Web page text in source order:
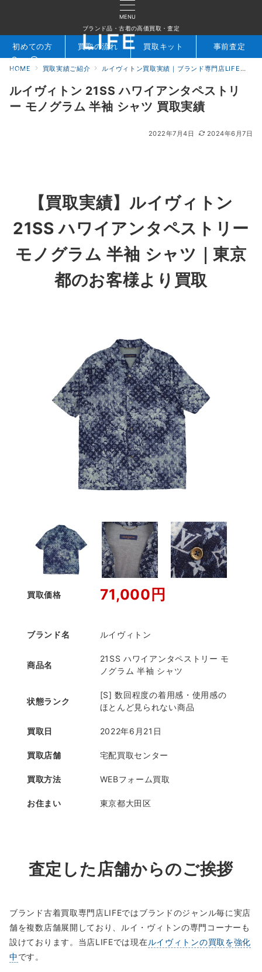
MENU
ブランド品・古着の高価買取・査定
検索 お問合せ
初めての方 買取の流れ 買取キット 事前査定
HOME 買取実績ご紹介 ルイヴィトン買取実績｜ブランド専門店LIFE
ルイヴィトン 21SS ハワイアンタペストリ
ー モノグラム 半袖 シャツ 買取実績
2022年7月4日 2024年6月7日
【買取実績】ルイヴィトン
21SS ハワイアンタペストリー
モノグラム 半袖 シャツ ｜東京
都のお客様より買取
買取価格 71,000円
ブランド名 ルイヴィトン
商品名
21SS ハワイアンタペストリー モ
ノグラム 半袖 シャツ
状態ランク
[S] 数回程度の着用感・使用感の
ほとんど見られない商品
買取日 2022年6月21日
買取店舗 宅配買取センター
買取方法 WEBフォーム買取
お住まい 東京都大田区
査定した店舗からのご挨拶
ブランド古着買取専門店LIFEではブランドのジャンル毎に実店
舗を複数店舗展開しており、ルイ・ヴィトンの専門コーナーも
設けております。当店LIFEでは現在ルイヴィトンの買取を強化
中です。